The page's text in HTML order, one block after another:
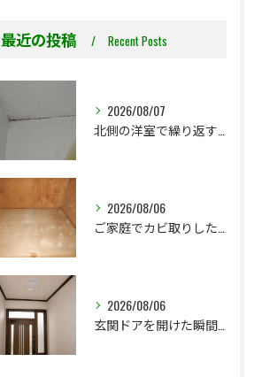
最近の投稿 Recent Posts
2026/08/07
北側の洋室で繰り返す壁紙カビ｜コンクリート下地なら結露対策も選択肢です
2026/08/06
ご家庭でカビ取りした押入れ、そのままにしていませんか？
2026/08/06
玄関ドアを開けた瞬間の臭い。壁紙を張替えないと解決できないこともあります